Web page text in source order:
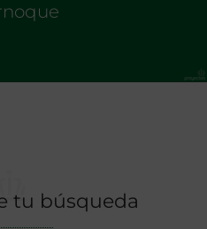
tu búsqueda